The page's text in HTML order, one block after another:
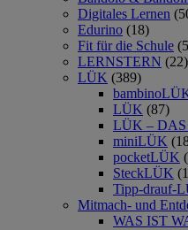
Digitales Lernen
Edurino (18)
Fit für die Schule
LERNSTERN (22)
LÜK (389)
LÜK (87)
LÜK – DAS
miniLÜK
pocketLÜK
SteckLÜK
Tipp-drauf-
Mitmach- und
WAS IST